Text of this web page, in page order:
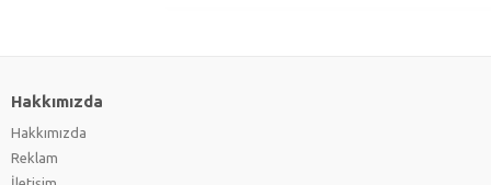
Hakkımızda
Hakkımızda
Reklam